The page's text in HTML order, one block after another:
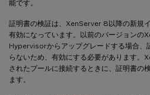
能です。
証明書の検証は、XenServer 8以降の新規
有効になっています。以前のバージョンの
Hypervisorからアップグレードする場合、
らないため、有効にする必要があります。
されたプールに接続するときに、証明書の
ます。